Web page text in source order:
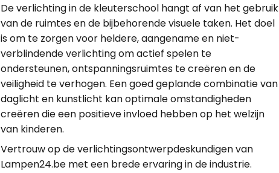
De verlichting in de kleuterschool hangt af van het gebruik
van de ruimtes en de bijbehorende visuele taken. Het doel
is om te zorgen voor heldere, aangename en niet-
verblindende verlichting om actief spelen te
ondersteunen, ontspanningsruimtes te creëren en de
veiligheid te verhogen. Een goed geplande combinatie van
daglicht en kunstlicht kan optimale omstandigheden
creëren die een positieve invloed hebben op het welzijn
van kinderen.
Vertrouw op de verlichtingsontwerpdeskundigen van
Lampen24.be met een brede ervaring in de industrie.